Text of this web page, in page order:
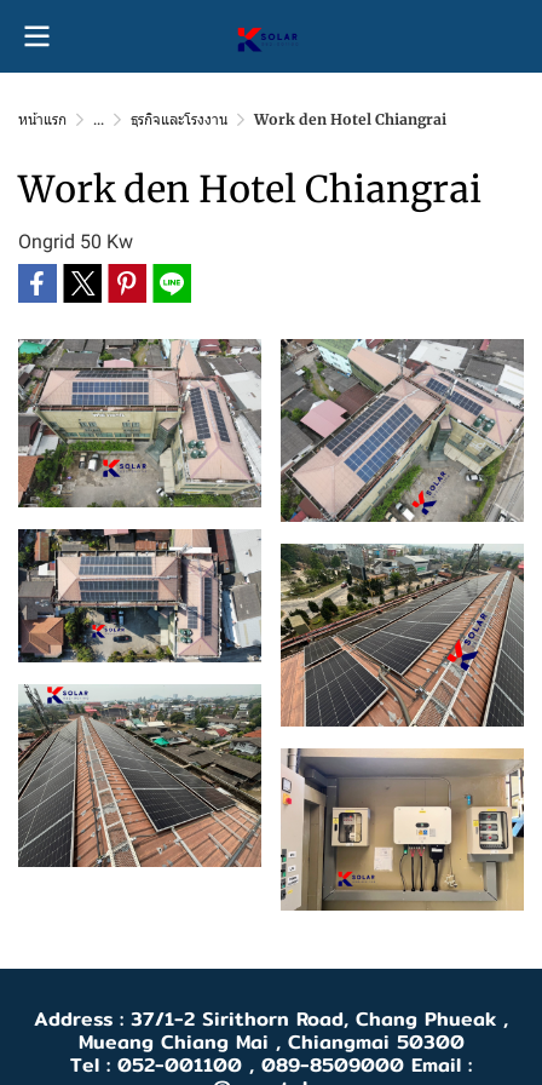
หน้าแรก ... ธุรกิจและโรงงาน Work den Hotel Chiangrai
Work den Hotel Chiangrai
Ongrid 50 Kw
Address : 37/1-2 Sirithorn Road, Chang Phueak ,
Mueang Chiang Mai , Chiangmai 50300
Tel : 052-001100 , 089-8509000 Email :